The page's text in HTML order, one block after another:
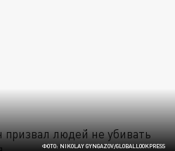
ФОТО: NIKOLAY GYNGAZOV/GLOBALLOOKPRESS